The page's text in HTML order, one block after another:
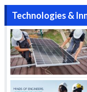
Technologies &